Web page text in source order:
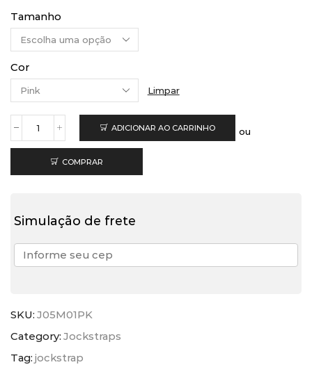
Tamanho
Cor
Limpar
Jockstrap
Neon
Pink
ADICIONAR AO CARRINHO ou
COMPRAR
Simulação de frete
SKU: J05M01PK
Category: Jockstraps
Tag: jockstrap